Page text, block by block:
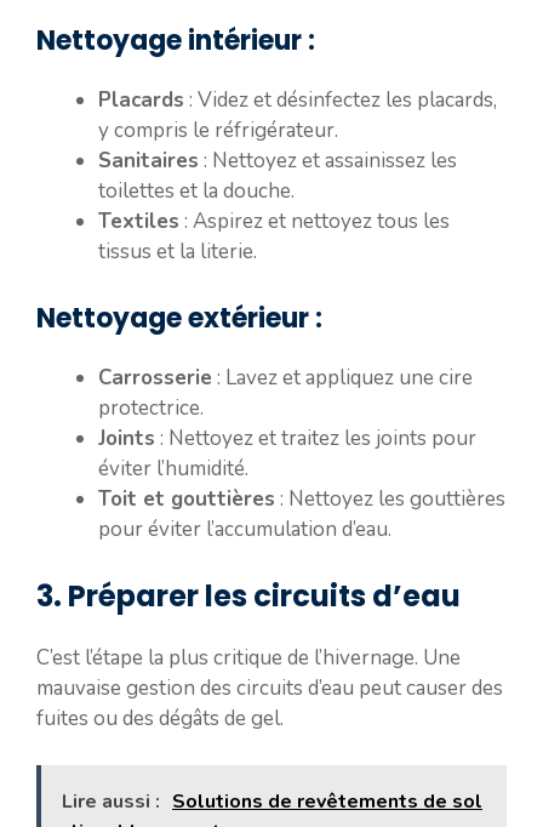
Nettoyage intérieur :
Placards : Videz et désinfectez les placards,
y compris le réfrigérateur.
Sanitaires : Nettoyez et assainissez les
toilettes et la douche.
Textiles : Aspirez et nettoyez tous les
tissus et la literie.
Nettoyage extérieur :
Carrosserie : Lavez et appliquez une cire
protectrice.
Joints : Nettoyez et traitez les joints pour
éviter l’humidité.
Toit et gouttières : Nettoyez les gouttières
pour éviter l’accumulation d’eau.
3. Préparer les circuits d’eau
C’est l’étape la plus critique de l’hivernage. Une
mauvaise gestion des circuits d’eau peut causer des
fuites ou des dégâts de gel.
Lire aussi : Solutions de revêtements de sol